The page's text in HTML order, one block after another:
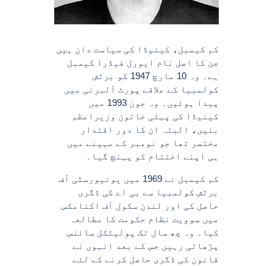
کم کیمبل، کینیڈا کی سیاست دان ہیں
جن کا اصل نام ایورل فیڈرا کیمبل
ہے۔ وہ 10 مارچ 1947 کو برٹش
کولمبیا کے علاقے پورٹ آلبرنی میں
پیدا ہوئیں۔ وہ جون 1993 میں
کینیڈا کی پہلی خاتون وزیراعظم
بنیں، البتہ ان کا دور اقتدار
مختصر تھا جو نومبر کے مہینے میں
ہی اپنے اختتام کو پہنچ گیا۔
کم کیمبل نے 1969 میں یونیورسٹی آف
برٹش کولمبیا سے بی اے کی ڈگری
حاصل کی اور لندن سکول آف اکنامکس
میں سوویت نظام حکومت کا مطالعہ
کیا۔ وہ چھ سال تک پولیٹکل سائنس
پڑھاتی رہیں جس کے بعد انہوں نے
قانون کی ڈگری حاصل کرنے کے لئے